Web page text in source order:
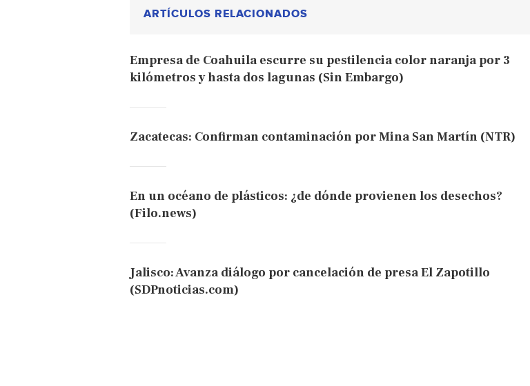
ARTÍCULOS RELACIONADOS
Empresa de Coahuila escurre su pestilencia color naranja por 3
kilómetros y hasta dos lagunas (Sin Embargo)
Zacatecas: Confirman contaminación por Mina San Martín (NTR)
En un océano de plásticos: ¿de dónde provienen los desechos?
(Filo.news)
Jalisco: Avanza diálogo por cancelación de presa El Zapotillo
(SDPnoticias.com)